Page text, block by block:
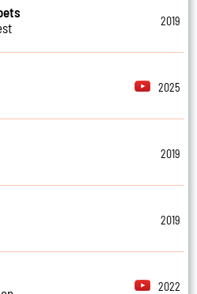
2019
2025
2019
2019
2022